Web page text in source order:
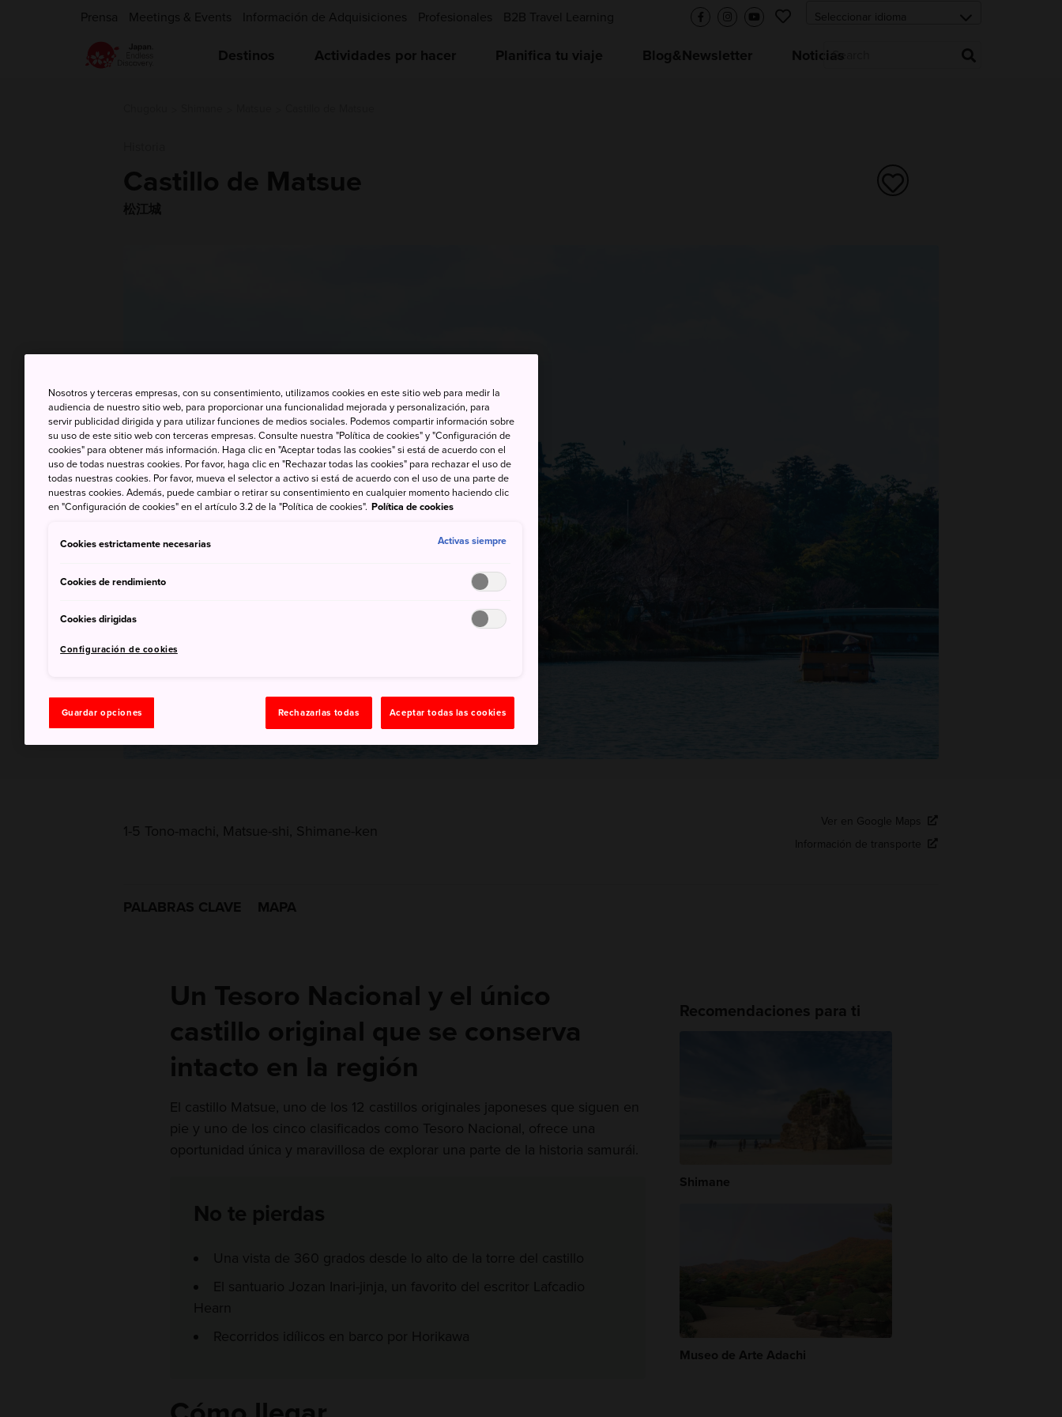
Prensa Meetings & Events Información de Adquisiciones Profesionales B2B Travel Learning
Destinos Actividades por hacer Planifica tu viaje Blog&Newsletter Noticias
Castillo de Matsue
松江城
1-5 Tono-machi, Matsue-shi, Shimane-ken
Ver en Google Maps
Información de transporte
PALABRAS CLAVE MAPA
Un Tesoro Nacional y el único
castillo original que se conserva
intacto en la región
El castillo Matsue, uno de los 12 castillos originales japoneses que siguen en
pie y uno de los cinco clasificados como Tesoro Nacional, ofrece una
oportunidad única y maravillosa de explorar una parte de la historia samurái.
No te pierdas
Una vista de 360 grados desde lo alto de la torre del castillo
El santuario Jozan Inari-jinja, un favorito del escritor Lafcadio
Hearn
Recorridos idílicos en barco por Horikawa
Recomendaciones para ti
Shimane
Museo de Arte Adachi
Nosotros y terceras empresas, con su consentimiento, utilizamos cookies en este sitio web para medir la
audiencia de nuestro sitio web, para proporcionar una funcionalidad mejorada y personalización, para
servir publicidad dirigida y para utilizar funciones de medios sociales. Podemos compartir información sobre
su uso de este sitio web con terceras empresas. Consulte nuestra "Política de cookies" y "Configuración de
cookies" para obtener más información. Haga clic en "Aceptar todas las cookies" si está de acuerdo con el
uso de todas nuestras cookies. Por favor, haga clic en "Rechazar todas las cookies" para rechazar el uso de
todas nuestras cookies. Por favor, mueva el selector a activo si está de acuerdo con el uso de una parte de
nuestras cookies. Además, puede cambiar o retirar su consentimiento en cualquier momento haciendo clic
en "Configuración de cookies" en el artículo 3.2 de la "Política de cookies". Política de cookies
Cookies estrictamente necesarias Activas siempre
Cookies de rendimiento
Cookies dirigidas
Configuración de cookies
Guardar opciones Rechazarlas todas Aceptar todas las cookies